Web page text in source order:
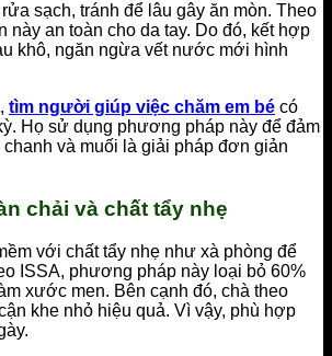
sạch, tránh để lâu gây ăn mòn. Theo
này an toàn cho da tay. Do đó, kết hợp
khô, ngăn ngừa vết nước mới hình
tìm người giúp việc chăm em bé có
Họ sử dụng phương pháp này để đảm
chanh và muối là giải pháp đơn giản
chải và chất tẩy nhẹ
với chất tẩy nhẹ như xà phòng để
ISSA, phương pháp này loại bỏ 60%
xước men. Bên cạnh đó, chà theo
khe nhỏ hiệu quả. Vì vậy, phù hợp